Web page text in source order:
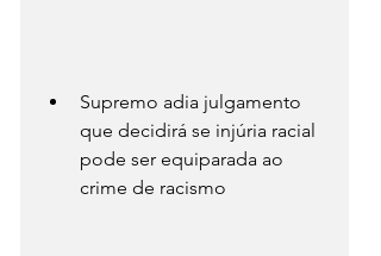
Supremo adia julgamento
que decidirá se injúria racial
pode ser equiparada ao
crime de racismo